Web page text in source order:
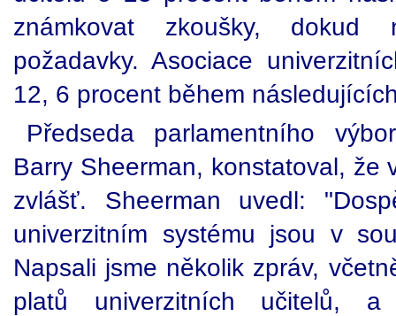
známkovat zkoušky, dokud
požadavky. Asociace
12, 6 procent během
Předseda parlamentního
Barry Sheerman, konstatoval, že
zvlášť. Sheerman uvedl:
univerzitním systému jsou v
Napsali jsme několik zpráv,
platů univerzitních učitelů,